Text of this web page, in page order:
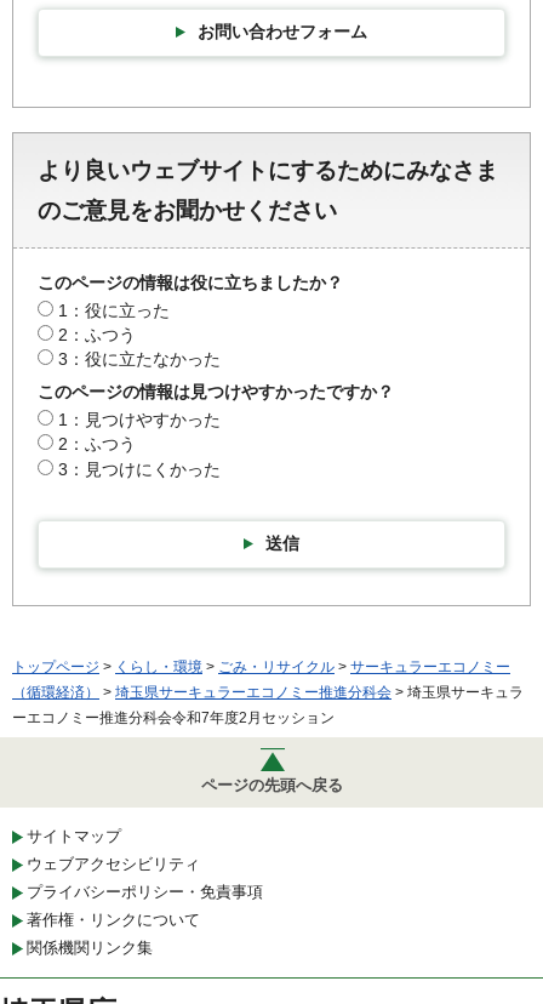
お問い合わせフォーム
より良いウェブサイトにするためにみなさま
のご意見をお聞かせください
このページの情報は役に立ちましたか？
1：役に立った
2：ふつう
3：役に立たなかった
このページの情報は見つけやすかったですか？
1：見つけやすかった
2：ふつう
3：見つけにくかった
送信
トップページ > くらし・環境 > ごみ・リサイクル > サーキュラーエコノミー
（循環経済）
> 埼玉県サーキュラーエコノミー推進分科会 > 埼玉県サーキュラ
ーエコノミー推進分科会令和7年度2月セッション
ページの先頭へ戻る
サイトマップ
ウェブアクセシビリティ
プライバシーポリシー・免責事項
著作権・リンクについて
関係機関リンク集